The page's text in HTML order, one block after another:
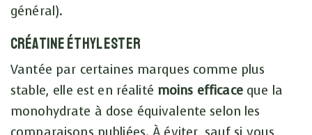
général).
Créatine éthyl ester
Vantée par certaines marques comme plus
stable, elle est en réalité moins efficaceque la
monohydrate à dose équivalente selon les